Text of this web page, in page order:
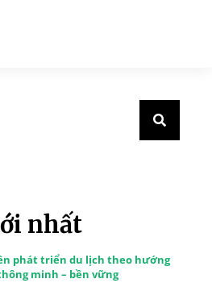
nhất
phát triển du lịch theo hướng
minh – bền vững